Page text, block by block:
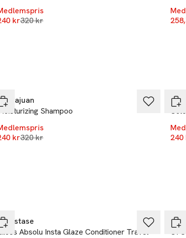
krLägsta pris 30 dagar
320 kr
Shampoo
krLägsta pris 30 dagar
320 kr
240
Absolu Insta Glaze Conditioner Travel
OI